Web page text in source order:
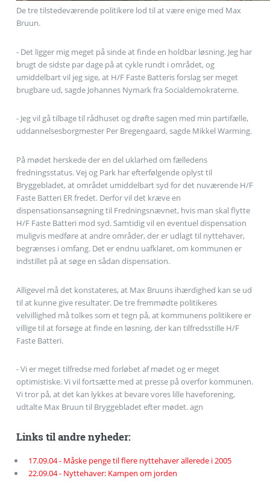
De tre tilstedeværende politikere lod til at være enige med Max
Bruun.
- Det ligger mig meget på sinde at finde en holdbar løsning. Jeg har
brugt de sidste par dage på at cykle rundt i området, og
umiddelbart vil jeg sige, at H/F Faste Batteris forslag ser meget
brugbare ud, sagde Johannes Nymark fra Socialdemokraterne.
- Jeg vil gå tilbage til rådhuset og drøfte sagen med min partifælle,
uddannelsesborgmester Per Bregengaard, sagde Mikkel Warming.
På mødet herskede der en del uklarhed om fælledens
fredningsstatus. Vej og Park har efterfølgende oplyst til
Bryggebladet, at området umiddelbart syd for det nuværende H/F
Faste Batteri ER fredet. Derfor vil det kræve en
dispensationsansøgning til Fredningsnævnet, hvis man skal flytte
H/F Faste Batteri mod syd. Samtidig vil en eventuel dispensation
muligvis medføre at andre områder, der er udlagt til nyttehaver,
begrænses i omfang. Det er endnu uafklaret, om kommunen er
indstillet på at søge en sådan dispensation.
Alligevel må det konstateres, at Max Bruuns ihærdighed kan se ud
til at kunne give resultater. De tre fremmødte politikeres
velvillighed må tolkes som et tegn på, at kommunens politikere er
villige til at forsøge at finde en løsning, der kan tilfredsstille H/F
Faste Batteri.
- Vi er meget tilfredse med forløbet af mødet og er meget
optimistiske. Vi vil fortsætte med at presse på overfor kommunen.
Vi tror på, at det kan lykkes at bevare vores lille haveforening,
udtalte Max Bruun til Bryggebladet efter mødet. agn
Links til andre nyheder:
17.09.04 - Måske penge til flere nyttehaver allerede i 2005
22.09.04 - Nyttehaver: Kampen om jorden